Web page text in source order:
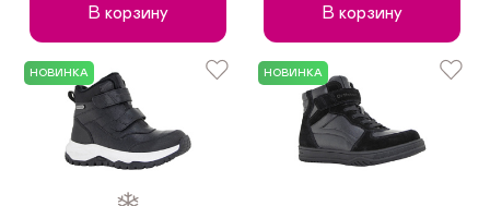
В корзину В корзину
НОВИНКА НОВИНКА